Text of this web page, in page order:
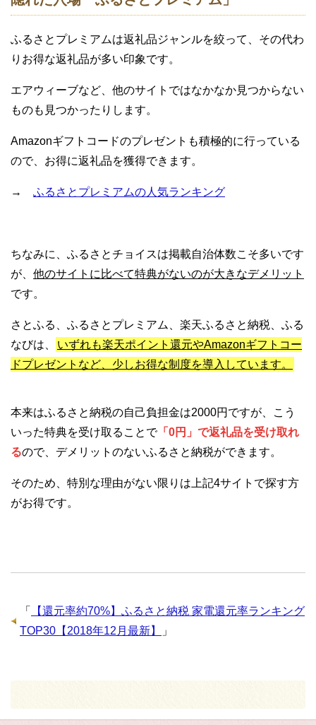
ふるさとプレミアムは返礼品ジャンルを絞って、その代わ
りお得な返礼品が多い印象です。
エアウィーブなど、他のサイトではなかなか見つからない
ものも見つかったりします。
Amazonギフトコードのプレゼントも積極的に行っている
ので、お得に返礼品を獲得できます。
→ ふるさとプレミアムの人気ランキング
ちなみに、ふるさとチョイスは掲載自治体数こそ多いです
が、 他のサイトに比べて特典がないのが大きなデメリット
です。
さとふる、ふるさとプレミアム、楽天ふるさと納税、ふる
なびは、
いずれも楽天ポイント還元やAmazonギフトコー
ドプレゼントなど、少しお得な制度を導入しています。
本来はふるさと納税の自己負担金は2000円ですが、こう
いった特典を受け取ることで「0円」で返礼品を受け取れ
るので、デメリットのないふるさと納税ができます。
そのため、特別な理由がない限りは上記4サイトで探す方
がお得です。
「
【還元率約70%】ふるさと納税 家電還元率ランキング
TOP30【2018年12月最新】
」